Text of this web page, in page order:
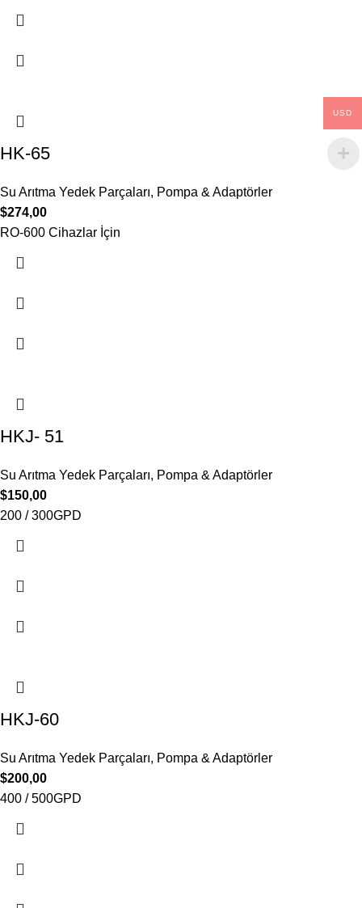
HK-65
Su Arıtma Yedek Parçaları, Pompa & Adaptörler
$274,00
RO-600 Cihazlar İçin
HKJ- 51
Su Arıtma Yedek Parçaları, Pompa & Adaptörler
$150,00
200 / 300GPD
HKJ-60
Su Arıtma Yedek Parçaları, Pompa & Adaptörler
$200,00
400 / 500GPD
USD